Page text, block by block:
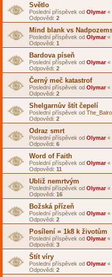
Světlo
Poslední příspěvek od Olymar«
Odpovědi: 2
Mind blank vs
Poslední příspěvek od Olymar«
Odpovědi: 1
Bardova píseň
Poslední příspěvek od Olymar«
Odpovědi: 2
Černý meč katastrof
Poslední příspěvek od Olymar«
Odpovědi: 2
Shelgarnův štít čepelí
Poslední příspěvek od
Odpovědi: 2
Odraz smrt
Poslední příspěvek od Olymar«
Odpovědi: 6
Word of Faith
Poslední příspěvek od Olymar«
Odpovědi: 11
Ubliž nemrtvým
Poslední příspěvek od Olymar«
Odpovědi: 16
Božská přízeň
Poslední příspěvek od Olymar«
Odpovědi: 2
Posílení = 1k8 k životům
Poslední příspěvek od Olymar«
Odpovědi: 3
Štít víry
Poslední příspěvek od Olymar«
Odpovědi: 2